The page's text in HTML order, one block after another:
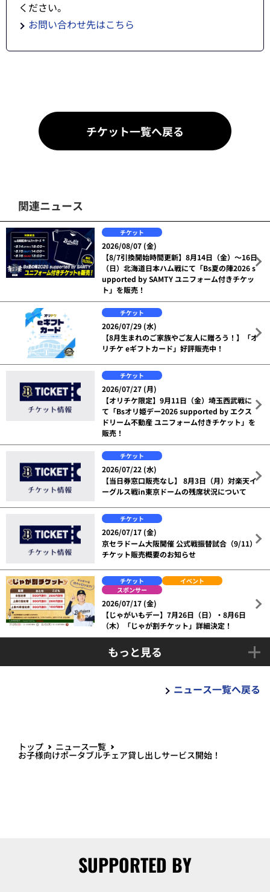
ください。
お問い合わせ先はこちら
チケット一覧へ戻る
関連ニュース
チケット
2026/08/07 (金)
【8/7引換開始時間更新】8月14日（金）～16日
（日）北海道日本ハム戦にて「Bs夏の陣2026 s
upported by SAMTY ユニフォーム付きチケッ
ト」を販売！
チケット
2026/07/29 (水)
【8月生まれのご家族やご友人に贈ろう！】「オ
リチケ eギフトカード」好評販売中！
チケット
2026/07/27 (月)
【オリチケ限定】9月11日（金）埼玉西武戦に
て「Bsオリ姫デー2026 supported by エクス
ドリーム不動産 ユニフォーム付きチケット」を
販売！
チケット
2026/07/22 (水)
【当日券窓口販売なし】 8月3日（月）対楽天イ
ーグルス戦in東京ドームの残席状況について
チケット
2026/07/17 (金)
京セラドーム大阪開催 公式戦振替試合（9/11）
チケット販売概要のお知らせ
チケット
イベント
スポンサー
2026/07/17 (金)
【じゃがいもデー】7月26日（日）・8月6日
（木）「じゃが割チケット」詳細決定！
もっと見る
ニュース一覧へ戻る
トップ ニュース一覧
お子様向けポータブルチェア貸し出しサービス開始！
SUPPORTED BY